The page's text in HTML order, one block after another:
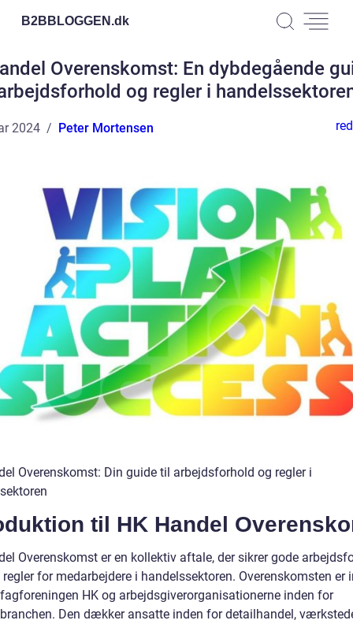
B2BBLOGGEN.dk
Overenskomst: En dybdegående
og regler i
2024 Peter Mortensen
Overenskomst: Din guide til arbejdsforhold og regler i
til HK Handel
Overenskomst er en kollektiv aftale, der sikrer gode
for medarbejdere i handelssektoren. Overenskomsten er
HK og arbejdsgiverorganisationerne inden for
Den dækker ansatte inden for detailhandel,